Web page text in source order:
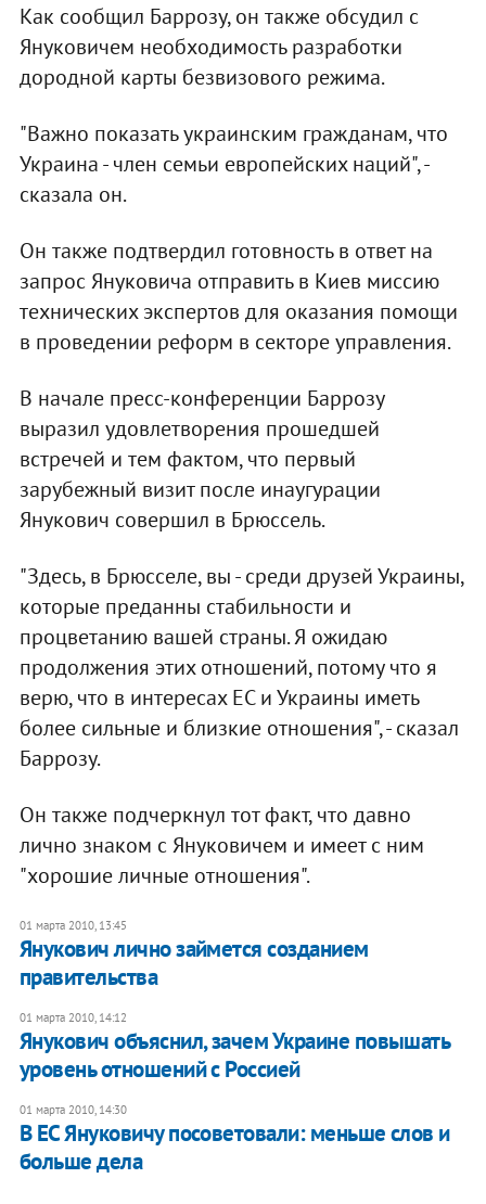
Как сообщил Баррозу, он также обсудил с
Януковичем необходимость разработки
дородной карты безвизового режима.
"Важно показать украинским гражданам, что
Украина - член семьи европейских наций", -
сказала он.
Он также подтвердил готовность в ответ на
запрос Януковича отправить в Киев миссию
технических экспертов для оказания помощи
в проведении реформ в секторе управления.
В начале пресс-конференции Баррозу
выразил удовлетворения прошедшей
встречей и тем фактом, что первый
зарубежный визит после инаугурации
Янукович совершил в Брюссель.
"Здесь, в Брюсселе, вы - среди друзей Украины,
которые преданны стабильности и
процветанию вашей страны. Я ожидаю
продолжения этих отношений, потому что я
верю, что в интересах ЕС и Украины иметь
более сильные и близкие отношения", - сказал
Баррозу.
Он также подчеркнул тот факт, что давно
лично знаком с Януковичем и имеет с ним
"хорошие личные отношения".
01 марта 2010, 13:45
Янукович лично займется созданием
правительства
01 марта 2010, 14:12
Янукович объяснил, зачем Украине повышать
уровень отношений с Россией
01 марта 2010, 14:30
В ЕС Януковичу посоветовали: меньше слов и
больше дела